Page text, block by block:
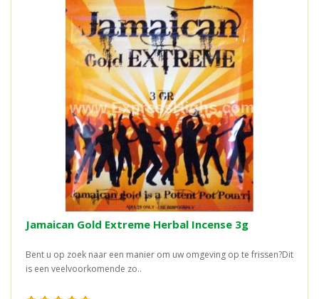
Jamaican Gold Extreme Herbal Incense 3g
Bent u op zoek naar een manier om uw omgeving op te frissen?Dit
is een veelvoorkomende zo..